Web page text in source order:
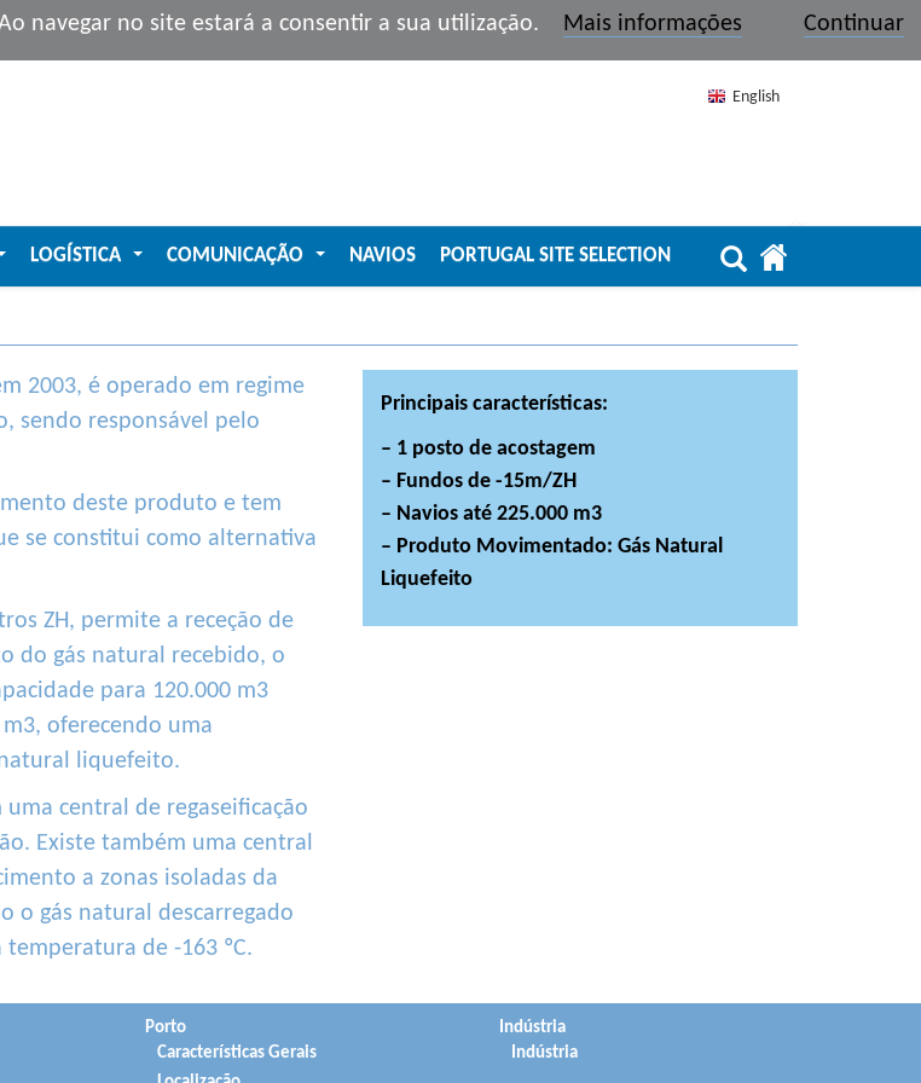
navegar no site estará a consentir a sua utilização. Mais informações Continuar
English
LOGÍSTICA COMUNICAÇÃO NAVIOS PORTUGAL SITE SELECTION
2003, é operado em regime
sendo responsável pelo
deste produto e tem
se constitui como alternativa
ZH, permite a receção de
do gás natural recebido, o
para 120.000 m3
oferecendo uma
liquefeito.
central de regaseificação
Existe também uma central
a zonas isoladas da
o gás natural descarregado
de -163 ºC.
Principais características:
– 1 posto de acostagem
– Fundos de -15m/ZH
– Navios até 225.000 m3
– Produto Movimentado: Gás Natural
Liquefeito
Porto
Características Gerais
Indústria
Indústria